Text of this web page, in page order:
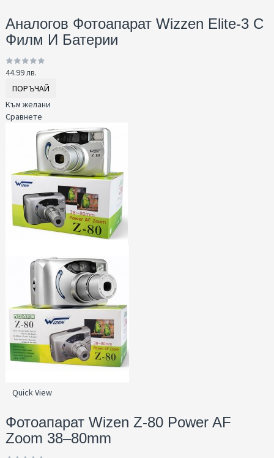
Аналогов Фотоапарат Wizzen Elite-3 С
Филм И Батерии
44.99 лв.
ПОРЪЧАЙ
Към желани
Сравнете
Quick View
Фотоапарат Wizen Z-80 Power AF
Zoom 38–80mm